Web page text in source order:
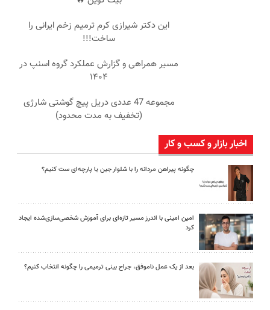
این دکتر شیرازی کرم ترمیم زخم ایرانی را
ساخت!!!
مسیر همراهی و گزارش عملکرد گروه اسنپ در
۱۴۰۴
مجموعه 47 عددی دریل پیچ گوشتی شارژی
(تخفیف به مدت محدود)
اخبار بازار و کسب و کار
چگونه پیراهن مردانه را با شلوار جین یا پارچه‌ای ست کنیم؟
امین امینی با اندرز مسیر تازه‌ای برای آموزش شخصی‌سازی‌شده ایجاد
کرد
بعد از یک عمل ناموفق، جراح بینی ترمیمی را چگونه انتخاب کنیم؟